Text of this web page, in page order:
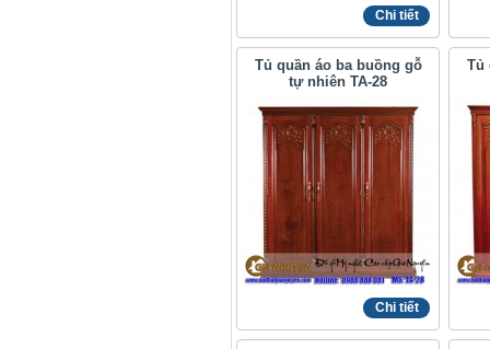
Chi tiết
Tủ quần áo ba buồng gỗ
tự nhiên TA-28
Chi tiết
Tủ